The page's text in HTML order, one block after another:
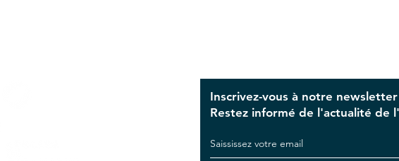
Inscrivez-vous à notre newsletter
Restez informé de l'actualité de